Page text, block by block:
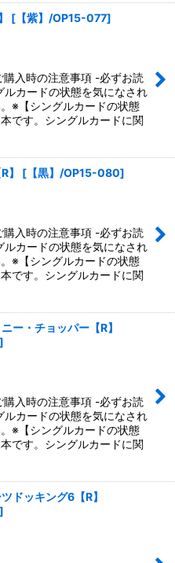
[ 【紫】/OP15-077]
購入時の注意事項 -必ずお読
カードの状態を気になされ
※【シングルカードの状態
です。シングルカードに関
】 [ 【黒】/OP15-080]
購入時の注意事項 -必ずお読
カードの状態を気になされ
※【シングルカードの状態
です。シングルカードに関
ー・チョッパー【R】
]
購入時の注意事項 -必ずお読
カードの状態を気になされ
※【シングルカードの状態
です。シングルカードに関
ドッキング6【R】
]